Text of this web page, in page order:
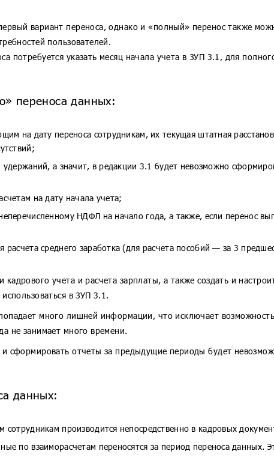
вариант переноса, однако и «полный» перенос также
пользователей.
потребуется указать месяц начала учета в ЗУП 3.1, для
переноса данных:
на дату переноса сотрудникам, их текущая штатная
удержаний, а значит, в редакции 3.1 будет невозможно
на дату начала учета;
НДФЛ на начало года, а также, если перенос
расчета среднего заработка (для расчета пособий — за 3
кадрового учета и расчета зарплаты, а также создать и
в ЗУП 3.1.
много лишней информации, что исключает
не занимает много времени.
и сформировать отчеты за предыдущие периоды будет
данных:
сотрудникам производится непосредственно в кадровых
по взаиморасчетам переносятся за период переноса